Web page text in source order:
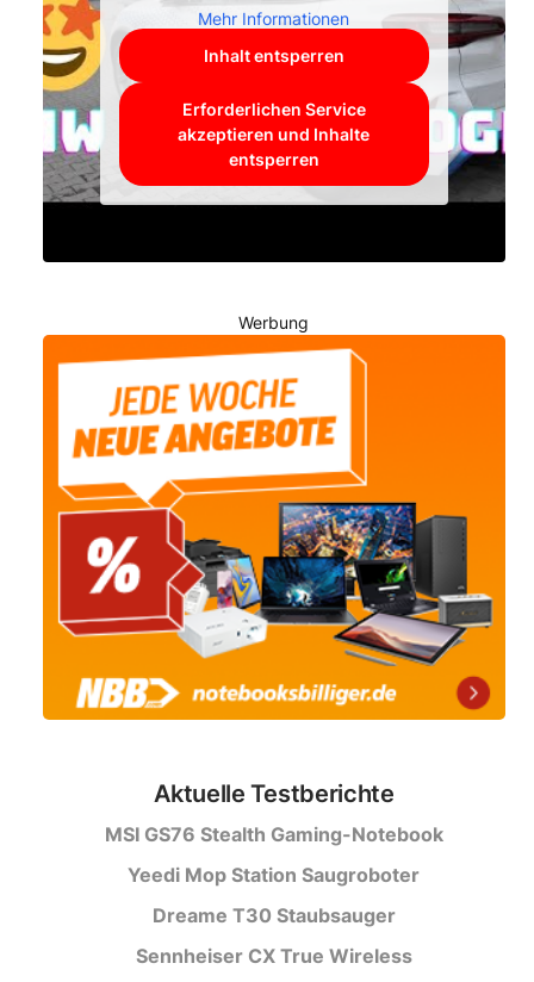
Mehr Informationen
Inhalt entsperren
Erforderlichen Service
akzeptieren und Inhalte
entsperren
Werbung
Aktuelle Testberichte
MSI GS76 Stealth Gaming-Notebook
Yeedi Mop Station Saugroboter
Dreame T30 Staubsauger
Sennheiser CX True Wireless